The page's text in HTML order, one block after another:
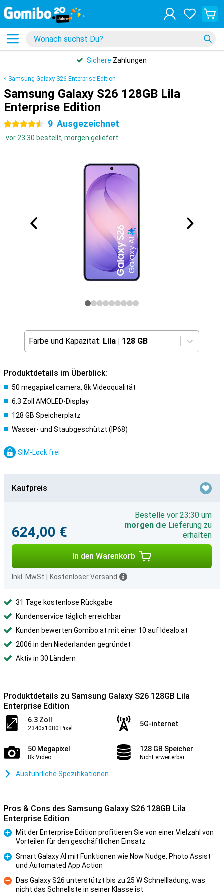
Sichere Zahlungen
Samsung Galaxy S26 Enterprise Edition
Samsung Galaxy S26 128GB Lila
Enterprise Edition
4.5 Sterne 9 Ausgezeichnet
vor 23:30 bestellt, morgen geliefert.
Farbe und Kapazität: Lila | 128 GB
Produktdetails im Überblick:
50 megapixel camera, 8k Videoqualität
6.3 Zoll AMOLED-Display
128 GB Speicherplatz
Wasser- und Staubgeschützt (IP68)
SIM-Lock frei
Kaufpreis
624,00 €
Bestelle vor 23:30 um
morgen die Lieferung zu
erhalten
In den Warenkorb
Inkl. MwSt Kostenloser Versand
31 Tage kostenlose Rückgabe
Kundenservice täglich erreichbar
Kunden bewerten Gomibo.at mit einer 10 auf Idealo.at
2006 in den Niederlanden gegründet
Aktiv in 30 Ländern
Produktdetails zu Samsung Galaxy S26 128GB Lila
Enterprise Edition
6.3 Zoll
2340x1080 Pixel
5G-internet
50 Megapixel
8k Video
128 GB Speicher
Nicht erweiterbar
Ausführliche Spezifikationen
Pros & Cons des Samsung Galaxy S26 128GB Lila
Enterprise Edition
Mit der Enterprise Edition profitieren Sie von einer Vielzahl von
Vorteilen für den geschäftlichen Einsatz
Smart Galaxy AI mit Funktionen wie Now Nudge, Photo Assist
und Automated App Action
Kontra
Das Galaxy S26 unterstützt bis zu 25 W Schnellladung, was
nicht das Schnellste in seiner Klasse ist